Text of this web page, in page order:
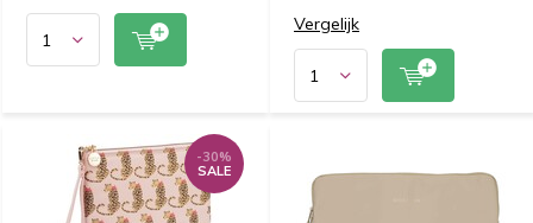
Vergelijk
-30%
SALE